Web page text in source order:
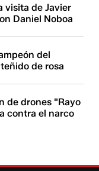
visita de Javier
Daniel Noboa
del
de rosa
de drones "Rayo
contra el narco